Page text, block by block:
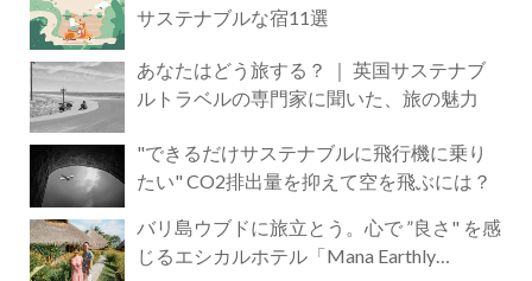
サステナブルな宿11選
あなたはどう旅する？ ｜ 英国サステナブ
ルトラベルの専門家に聞いた、旅の魅力
"できるだけサステナブルに飛行機に乗り
たい" CO2排出量を抑えて空を飛ぶには？
バリ島ウブドに旅立とう。心で ”良さ" を感
じるエシカルホテル「Mana Earthly